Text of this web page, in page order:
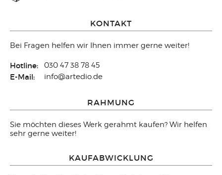
KONTAKT
Bei Fragen helfen wir Ihnen immer gerne weiter!
Hotline: 030 47 38 78 45
E-Mail: info@artedio.de
RAHMUNG
Sie möchten dieses Werk gerahmt kaufen? Wir helfen
sehr gerne weiter!
KAUFABWICKLUNG